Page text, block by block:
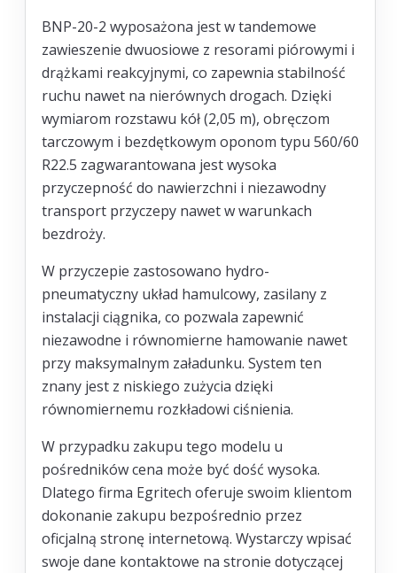
BNP-20-2 wyposażona jest w tandemowe
zawieszenie dwuosiowe z resorami piórowymi i
drążkami reakcyjnymi, co zapewnia stabilność
ruchu nawet na nierównych drogach. Dzięki
wymiarom rozstawu kół (2,05 m), obręczom
tarczowym i bezdętkowym oponom typu 560/60
R22.5 zagwarantowana jest wysoka
przyczepność do nawierzchni i niezawodny
transport przyczepy nawet w warunkach
bezdroży.
W przyczepie zastosowano hydro-
pneumatyczny układ hamulcowy, zasilany z
instalacji ciągnika, co pozwala zapewnić
niezawodne i równomierne hamowanie nawet
przy maksymalnym załadunku. System ten
znany jest z niskiego zużycia dzięki
równomiernemu rozkładowi ciśnienia.
W przypadku zakupu tego modelu u
pośredników cena może być dość wysoka.
Dlatego firma Egritech oferuje swoim klientom
dokonanie zakupu bezpośrednio przez
oficjalną stronę internetową. Wystarczy wpisać
swoje dane kontaktowe na stronie dotyczącej